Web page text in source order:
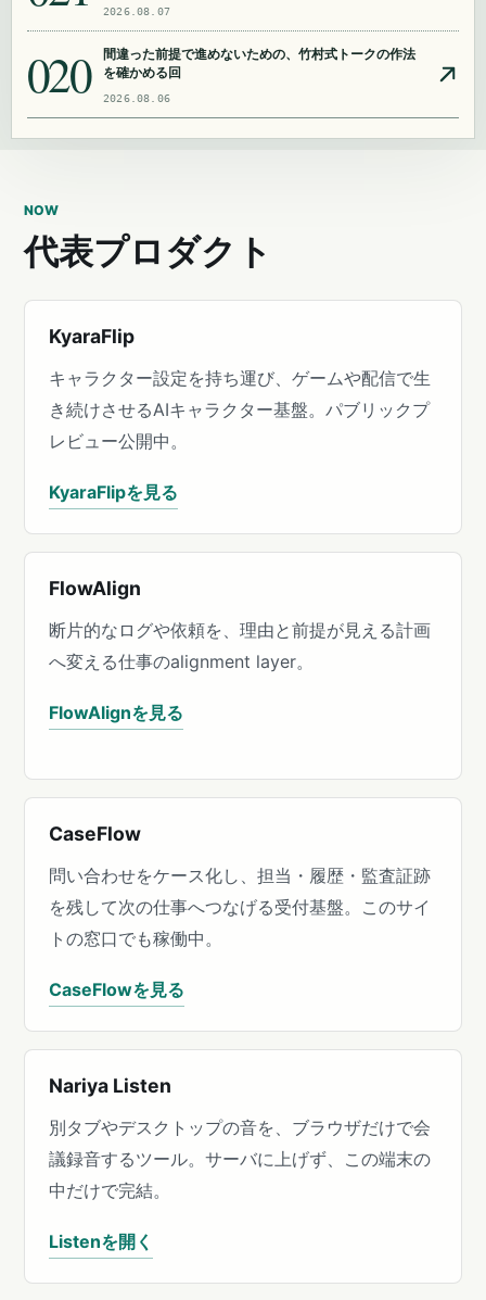
2026.08.07
020
間違った前提で進めないための、竹村式トークの作法
を確かめる回
2026.08.06
NOW
代表プロダクト
KyaraFlip
キャラクター設定を持ち運び、ゲームや配信で生
き続けさせるAIキャラクター基盤。パブリックプ
レビュー公開中。
KyaraFlipを見る
FlowAlign
断片的なログや依頼を、理由と前提が見える計画
へ変える仕事のalignment layer。
FlowAlignを見る
CaseFlow
問い合わせをケース化し、担当・履歴・監査証跡
を残して次の仕事へつなげる受付基盤。このサイ
トの窓口でも稼働中。
CaseFlowを見る
Nariya Listen
別タブやデスクトップの音を、ブラウザだけで会
議録音するツール。サーバに上げず、この端末の
中だけで完結。
Listenを開く